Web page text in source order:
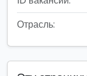
Отрасль: